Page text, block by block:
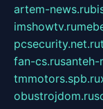
artem-news.ru
imshowtv.ru
pcsecurity.net.ru
fan-cs.rusanteh-
tmmotors.spb.ru
obustrojdom.ru